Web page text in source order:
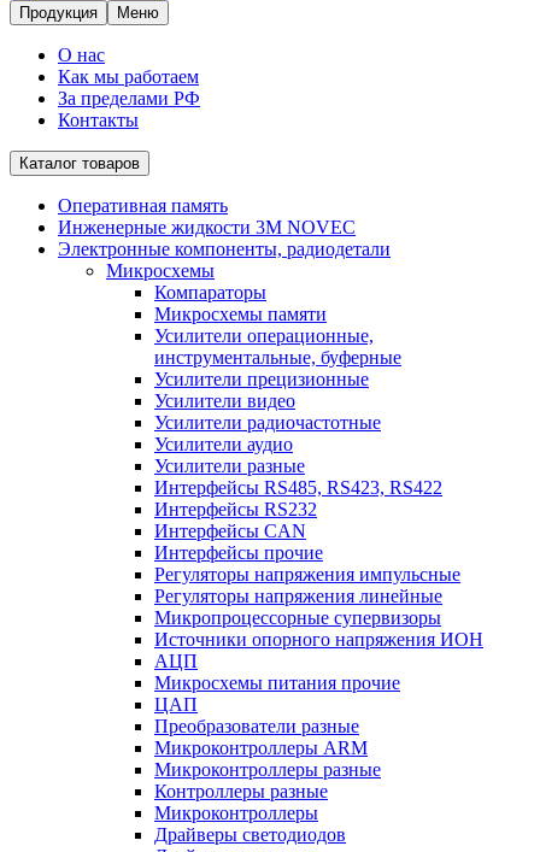
Продукция Меню
О нас
Как мы работаем
За пределами РФ
Контакты
Каталог товаров
Оперативная память
Инженерные жидкости 3M NOVEC
Электронные компоненты, радиодетали
Микросхемы
Компараторы
Микросхемы памяти
Усилители операционные,
инструментальные, буферные
Усилители прецизионные
Усилители видео
Усилители радиочастотные
Усилители аудио
Усилители разные
Интерфейсы RS485, RS423, RS422
Интерфейсы RS232
Интерфейсы CAN
Интерфейсы прочие
Регуляторы напряжения импульсные
Регуляторы напряжения линейные
Микропроцессорные супервизоры
Источники опорного напряжения ИОН
АЦП
Микросхемы питания прочие
ЦАП
Преобразователи разные
Микроконтроллеры ARM
Микроконтроллеры разные
Контроллеры разные
Микроконтроллеры
Драйверы светодиодов